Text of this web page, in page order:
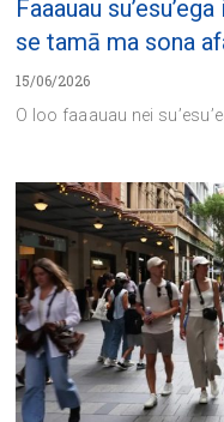
Faaauau
se tamā ma sona
15/06/2026
O loo faaauau nei